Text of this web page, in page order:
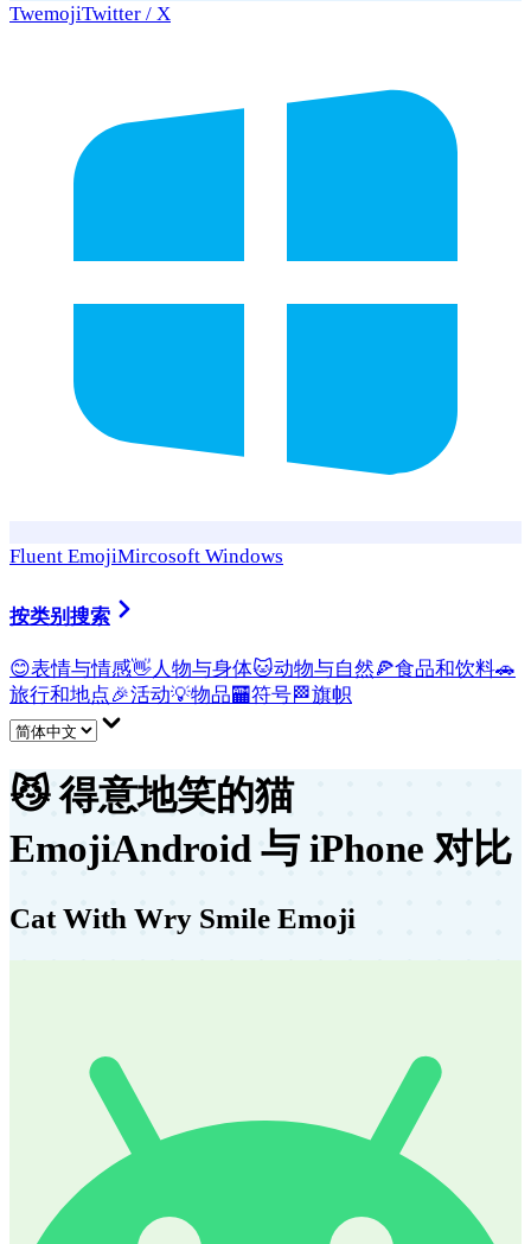
TwemojiTwitter / X
Fluent EmojiMircosoft Windows
按类别搜索
😊表情与情感👋 人物与身体🐱动物与自然🍕食品和饮料🚗
旅行和地点🎉活动💡物品🏧符号🏁旗帜
😼 得意地笑的猫
EmojiAndroid 与 iPhone 对比
Cat With Wry Smile Emoji